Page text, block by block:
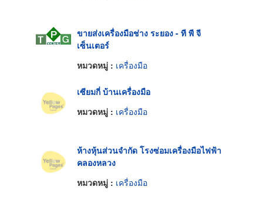
ขายส่งเครื่องมือช่าง ระยอง - ที พี จี
เซ็นเตอร์
หมวดหมู่ : เครื่องมือ
เซียมกี่ บ้านเครื่องมือ
หมวดหมู่ : เครื่องมือ
ห้างหุ้นส่วนจำกัด โรงซ่อมเครื่องมือไฟฟ้า
คลองหลวง
หมวดหมู่ : เครื่องมือ